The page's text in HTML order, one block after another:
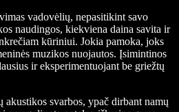
vadovėlių, nepasitikint savo
naudingos, kiekviena daina savita ir
kūriniui. Jokia pamoka, joks
muzikos nuojautos. Įsimintinos
ir eksperimentuojant be griežtų
akustikos svarbos, ypač dirbant namų